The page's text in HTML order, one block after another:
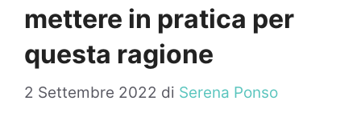
mettere in pratica per
questa ragione
2 Settembre 2022 di Serena Ponso